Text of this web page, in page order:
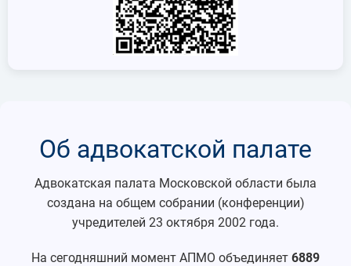
Об адвокатской палате
Адвокатская палата Московской области была
создана на общем собрании (конференции)
учредителей 23 октября 2002 года.
На сегодняшний момент АПМО объединяет 6889